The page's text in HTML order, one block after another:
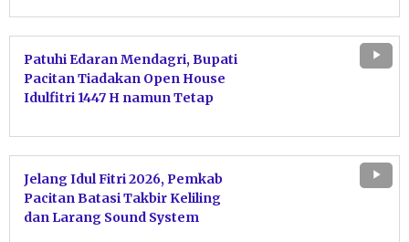
Patuhi Edaran Mendagri, Bupati
Pacitan Tiadakan Open House
Idulfitri 1447 H namun Tetap
Jelang Idul Fitri 2026, Pemkab
Pacitan Batasi Takbir Keliling
dan Larang Sound System